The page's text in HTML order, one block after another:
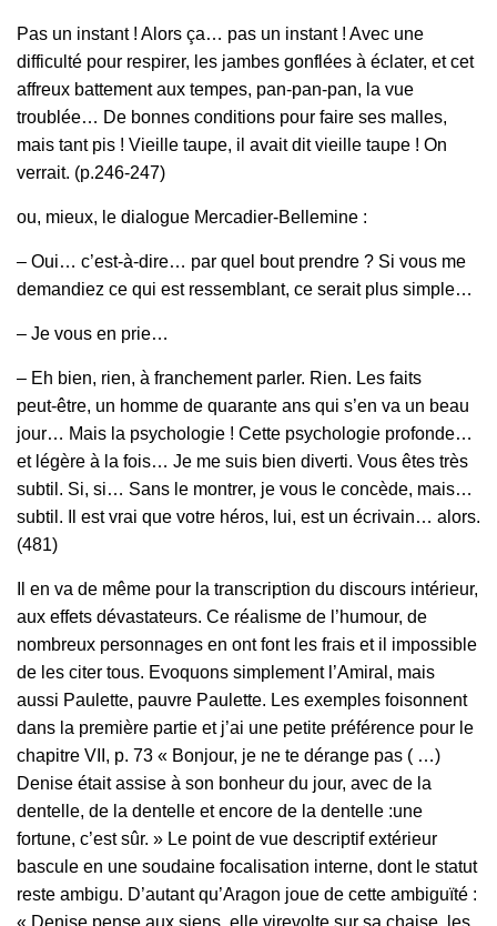
Pas un instant ! Alors ça… pas un instant ! Avec une
difficulté pour respirer, les jambes gonflées à éclater, et cet
affreux battement aux tempes, pan‑pan‑pan, la vue
troublée… De bonnes conditions pour faire ses malles,
mais tant pis ! Vieille taupe, il avait dit vieille taupe ! On
verrait. (p.246-247)
ou, mieux, le dialogue Mercadier-Bellemine :
– Oui… c’est‑à‑dire… par quel bout prendre ? Si vous me
demandiez ce qui est ressemblant, ce serait plus simple…
– Je vous en prie…
– Eh bien, rien, à franchement parler. Rien. Les faits
peut‑être, un homme de quarante ans qui s’en va un beau
jour… Mais la psychologie ! Cette psychologie profonde…
et légère à la fois… Je me suis bien diverti. Vous êtes très
subtil. Si, si… Sans le montrer, je vous le concède, mais…
subtil. Il est vrai que votre héros, lui, est un écrivain… alors.
(481)
Il en va de même pour la transcription du discours intérieur,
aux effets dévastateurs. Ce réalisme de l’humour, de
nombreux personnages en ont font les frais et il impossible
de les citer tous. Evoquons simplement l’Amiral, mais
aussi Paulette, pauvre Paulette. Les exemples foisonnent
dans la première partie et j’ai une petite préférence pour le
chapitre VII, p. 73 « Bonjour, je ne te dérange pas ( …)
Denise était assise à son bonheur du jour, avec de la
dentelle, de la dentelle et encore de la dentelle :une
fortune, c’est sûr. » Le point de vue descriptif extérieur
bascule en une soudaine focalisation interne, dont le statut
reste ambigu. D’autant qu’Aragon joue de cette ambiguïté :
« Denise pense aux siens, elle virevolte sur sa chaise, les